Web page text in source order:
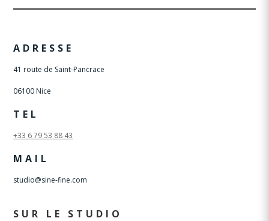
ADRESSE
41 route de Saint-Pancrace
06100 Nice
TEL
+33 6 79 53 88 43
MAIL
studio@sine-fine.com
SUR LE STUDIO